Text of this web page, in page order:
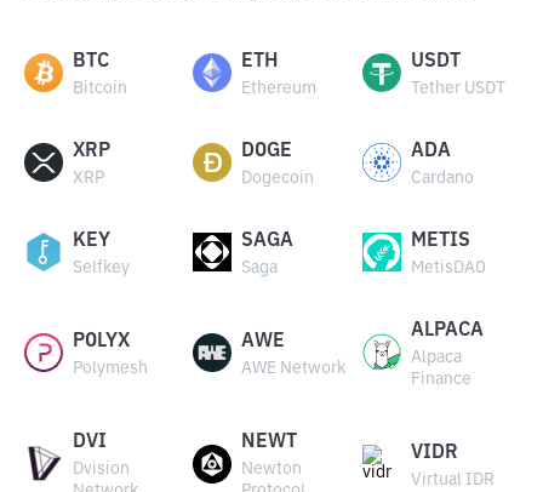
BTC
Bitcoin
ETH
Ethereum
USDT
Tether USDT
XRP
XRP
DOGE
Dogecoin
ADA
Cardano
KEY
Selfkey
SAGA
Saga
METIS
MetisDAO
POLYX
Polymesh
AWE
AWE Network
ALPACA
Alpaca
Finance
DVI
Dvision
NEWT
Newton
VIDR
Virtual IDR